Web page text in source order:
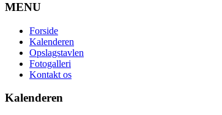
MENU
Forside
Kalenderen
Opslagstavlen
Fotogalleri
Kontakt os
Kalenderen